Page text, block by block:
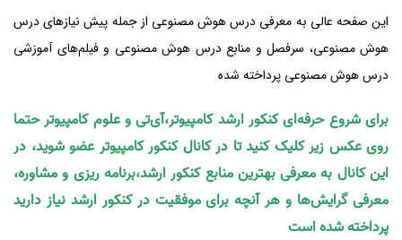
این صفحه عالی به معرفی درس هوش مصنوعی از جمله پیش نیازهای درس
هوش مصنوعی، سرفصل و منابع درس هوش مصنوعی و فیلم‌های آموزشی
درس هوش مصنوعی پرداخته شده
برای شروع حرفه‌ای کنکور ارشد کامپیوتر،آی‌تی و علوم کامپیوتر حتما
روی عکس زیر کلیک کنید تا در کانال کنکور کامپیوتر عضو شوید، در
این کانال به معرفی بهترین منابع کنکور ارشد،برنامه ریزی و مشاوره،
معرفی گرایش‌ها و هر آنچه برای موفقیت در کنکور ارشد نیاز دارید
پرداخته شده است